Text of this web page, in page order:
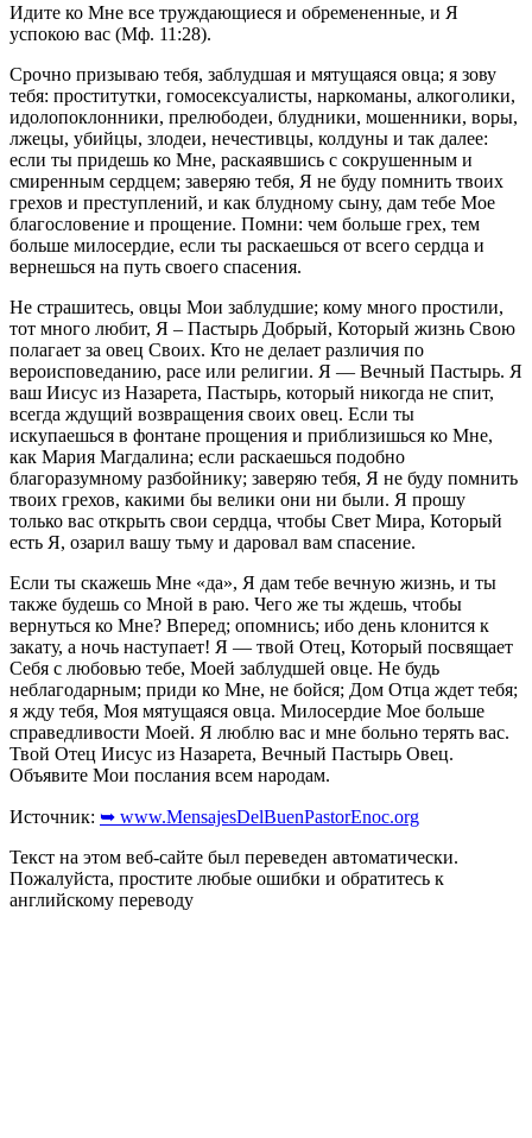
Идите ко Мне все труждающиеся и обремененные, и Я
успокою вас (Мф. 11:28).
Срочно призываю тебя, заблудшая и мятущаяся овца; я зову
тебя: проститутки, гомосексуалисты, наркоманы, алкоголики,
идолопоклонники, прелюбодеи, блудники, мошенники, воры,
лжецы, убийцы, злодеи, нечестивцы, колдуны и так далее:
если ты придешь ко Мне, раскаявшись с сокрушенным и
смиренным сердцем; заверяю тебя, Я не буду помнить твоих
грехов и преступлений, и как блудному сыну, дам тебе Мое
благословение и прощение. Помни: чем больше грех, тем
больше милосердие, если ты раскаешься от всего сердца и
вернешься на путь своего спасения.
Не страшитесь, овцы Мои заблудшие; кому много простили,
тот много любит, Я – Пастырь Добрый, Который жизнь Свою
полагает за овец Своих. Кто не делает различия по
вероисповеданию, расе или религии. Я — Вечный Пастырь. Я
ваш Иисус из Назарета, Пастырь, который никогда не спит,
всегда ждущий возвращения своих овец. Если ты
искупаешься в фонтане прощения и приблизишься ко Мне,
как Мария Магдалина; если раскаешься подобно
благоразумному разбойнику; заверяю тебя, Я не буду помнить
твоих грехов, какими бы велики они ни были. Я прошу
только вас открыть свои сердца, чтобы Свет Мира, Который
есть Я, озарил вашу тьму и даровал вам спасение.
Если ты скажешь Мне «да», Я дам тебе вечную жизнь, и ты
также будешь со Мной в раю. Чего же ты ждешь, чтобы
вернуться ко Мне? Вперед; опомнись; ибо день клонится к
закату, а ночь наступает! Я — твой Отец, Который посвящает
Себя с любовью тебе, Моей заблудшей овце. Не будь
неблагодарным; приди ко Мне, не бойся; Дом Отца ждет тебя;
я жду тебя, Моя мятущаяся овца. Милосердие Мое больше
справедливости Моей. Я люблю вас и мне больно терять вас.
Твой Отец Иисус из Назарета, Вечный Пастырь Овец.
Объявите Мои послания всем народам.
Источник: ➥ www.MensajesDelBuenPastorEnoc.org
Текст на этом веб-сайте был переведен автоматически.
Пожалуйста, простите любые ошибки и обратитесь к
английскому переводу